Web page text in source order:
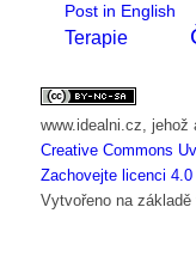
Post in English
Terapie
www.idealni.cz ,
Creative Commons
Zachovejte licenci
Vytvořeno na základě